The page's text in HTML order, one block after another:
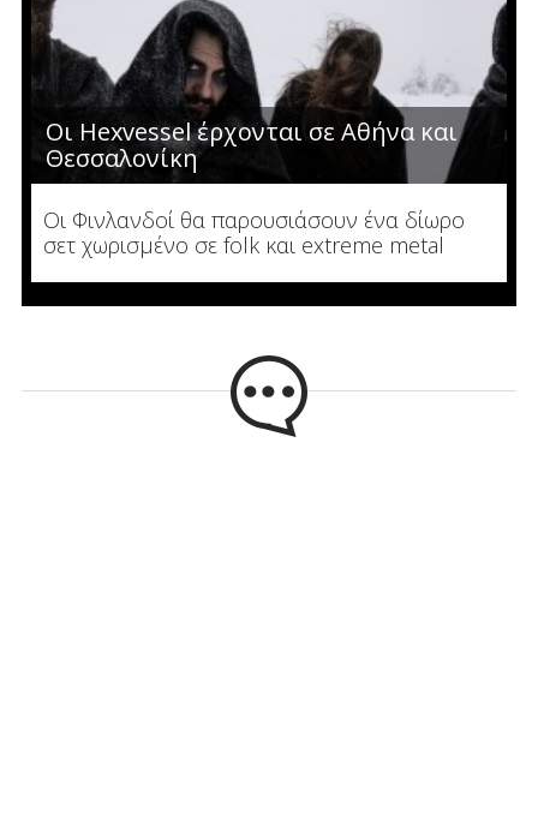
Οι Hexvessel έρχονται σε Αθήνα και
Θεσσαλονίκη
Οι Φινλανδοί θα παρουσιάσουν ένα δίωρο
σετ χωρισμένο σε folk και extreme metal